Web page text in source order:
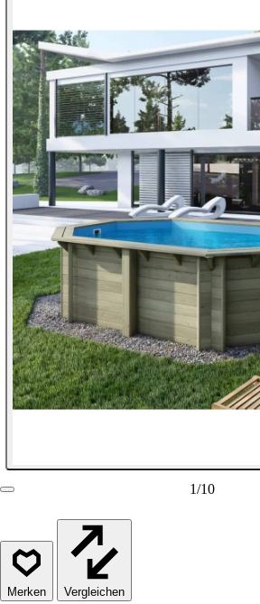
1/10
Vergleichen